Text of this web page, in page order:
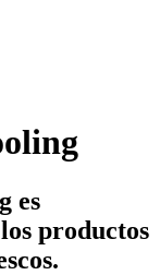
es
productos